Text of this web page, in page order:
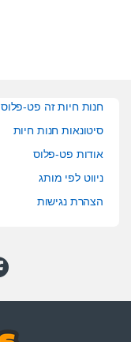
חנות חיות זה פט-פלוס
סיטונאות חנות חיות
אודות פט-פלוס
ניווט לפי מותג
הצהרת נגישות